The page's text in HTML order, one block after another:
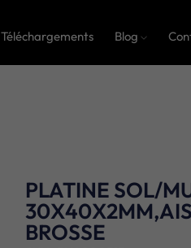
Téléchargements Blog
PLATINE SOL/
BROSSE